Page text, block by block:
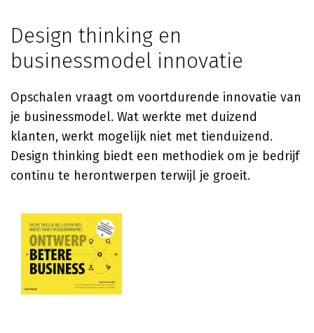
Design thinking en
businessmodel innovatie
Opschalen vraagt om voortdurende innovatie van
je businessmodel. Wat werkte met duizend
klanten, werkt mogelijk niet met tienduizend.
Design thinking biedt een methodiek om je bedrijf
continu te herontwerpen terwijl je groeit.